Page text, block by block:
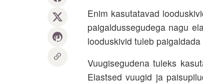
Enim kasutatavad
paigaldussegudega nagu
looduskivid tuleb
Vuugisegudena tuleks
Elastsed vuugid ja